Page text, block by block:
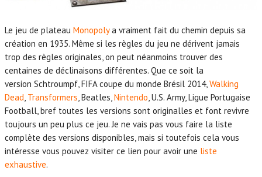
Le jeu de plateau Monopolya vraiment fait du chemin depuis sa
création en 1935. Même si les règles du jeu ne dérivent jamais
trop des règles originales, on peut néanmoins trouver des
centaines de déclinaisons différentes. Que ce soit la
version Schtroumpf, FIFA coupe du monde Brésil 2014, Walking
Dead Transformers , Beatles, Nintendo , U.S. Army, Ligue Portugaise
Football, bref toutes les versions sont originalles et font revivre
toujours un peu plus ce jeu. Je ne vais pas vous faire la liste
complète des versions disponibles, mais si toutefois cela vous
intéresse vous pouvez visiter ce lien pour avoir une liste
exhaustive.